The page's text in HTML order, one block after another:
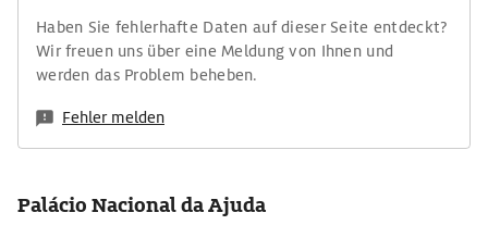
Haben Sie fehlerhafte Daten auf dieser Seite entdeckt?
Wir freuen uns über eine Meldung von Ihnen und
werden das Problem beheben.
Fehler melden
Palácio Nacional da Ajuda